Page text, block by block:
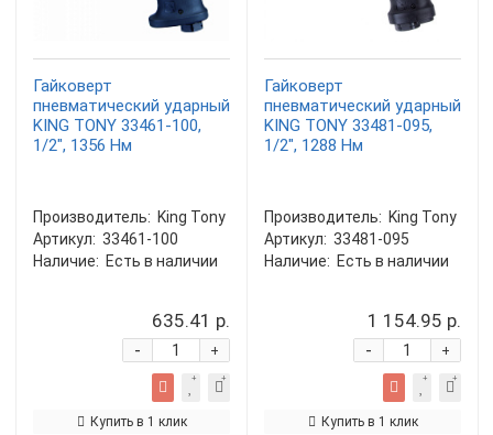
Гайковерт
пневматический ударный
KING TONY 33461-100,
1/2", 1356 Нм
Производитель: King Tony
Артикул: 33461-100
Наличие: Есть в наличии
635.41 р.
+
-
Купить в 1 клик
Гайковерт
пневматический ударный
KING TONY 33481-095,
1/2", 1288 Нм
Производитель: King Tony
Артикул: 33481-095
Наличие: Есть в наличии
1 154.95 р.
+
-
Купить в 1 клик